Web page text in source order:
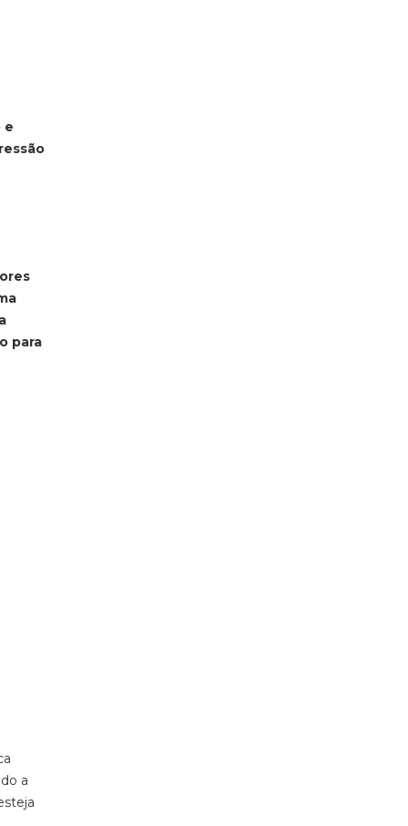
e
para
a